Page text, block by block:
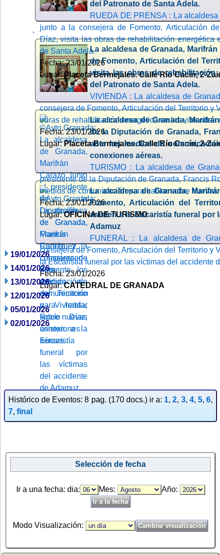
del Patronato de Santa Adela.
RUEDA DE PRENSA : La
junto a la consejera de Fomento, Articulación
Díaz, visita las obras de rehabilitación energética
de Santa Adela.
Fecha: 23/01/2026
Lugar:Placeta Bermejales. Calle Río Cacín, 2-
,
La alcaldesa de Granada,
de Fomento, Articulación del
visita las obras de rehabilitación
del Patronato de Santa Adela.
VIVIENDA : La alcaldesa de
consejera de Fomento, Articulación del Territorio y
obras de rehabilitación energética en las viviendas
Fecha: 23/01/2026
Lugar:Placeta Bermejales. Calle Río Cacín, 2-
La alcaldesa de Granada,
de la Diputación de Granada,
ante los medios de
conexiones aéreas.
TURISMO : La alcaldesa de
presidente de la Diputación de Granada, Francis
medios de comunicación para hablar sobre
Fecha: 23/01/2026
Lugar:OFICINA DE TURISMO
La alcaldesa de Granada,
Fomento, Articulación del
asisten a la Eucaristía funeral por
Adamuz
FUNERAL : La alcaldesa de
consejera de Fomento, Articulación del Territorio y
la Eucaristía funeral por las víctimas del accidente
Fecha: 23/01/2026
Lugar:CATEDRAL DE GRANADA
19/01/2026
14/01/2026
13/01/2026
12/01/2026
05/01/2026
02/01/2026
Histórico de Eventos: 8 pag. (170 docs.) ir a: 1,2, 3, 4, 5,6,
7, final
Selección de fecha
Ir a una fecha: dia: Mes: Año:
Modo Visualización: